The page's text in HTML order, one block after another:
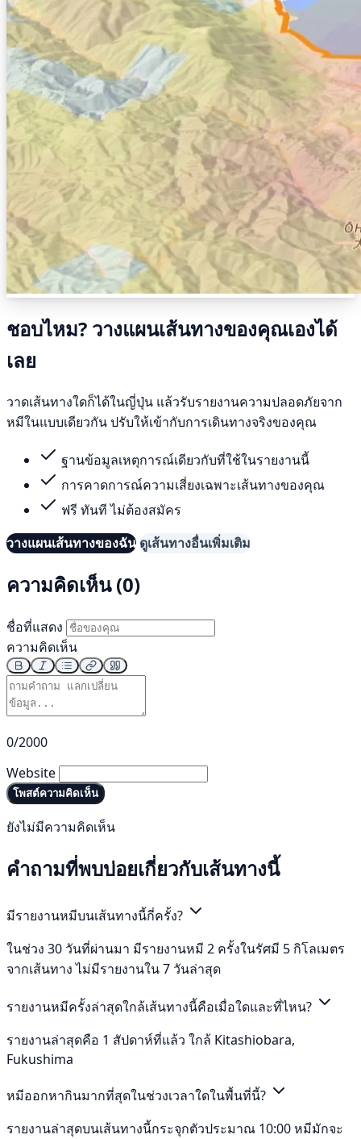
ชอบไหม? วางแผนเส้นทางของคุณเองได้
เลย
วาดเส้นทางใดก็ได้ในญี่ปุ่น แล้วรับรายงานความปลอดภัยจาก
หมีในแบบเดียวกัน ปรับให้เข้ากับการเดินทางจริงของคุณ
ฐานข้อมูลเหตุการณ์เดียวกับที่ใช้ในรายงานนี้
การคาดการณ์ความเสี่ยงเฉพาะเส้นทางของคุณ
ฟรี ทันที ไม่ต้องสมัคร
วางแผนเส้นทางของฉัน ดูเส้นทางอื่นเพิ่มเติม
ความคิดเห็น (0)
ชื่อที่แสดง
ความคิดเห็น
0/2000
Website
โพสต์ความคิดเห็น
ยังไม่มีความคิดเห็น
คำถามที่พบบ่อยเกี่ยวกับเส้นทางนี้
มีรายงานหมีบนเส้นทางนี้กี่ครั้ง?
ในช่วง 30 วันที่ผ่านมา มีรายงานหมี 2 ครั้งในรัศมี 5 กิโลเมตร
จากเส้นทาง ไม่มีรายงานใน 7 วันล่าสุด
รายงานหมีครั้งล่าสุดใกล้เส้นทางนี้คือเมื่อใดและที่ไหน?
รายงานล่าสุดคือ 1 สัปดาห์ที่แล้ว ใกล้ Kitashiobara,
Fukushima
หมีออกหากินมากที่สุดในช่วงเวลาใดในพื้นที่นี้?
รายงานล่าสุดบนเส้นทางนี้กระจุกตัวประมาณ 10:00 หมีมักจะ